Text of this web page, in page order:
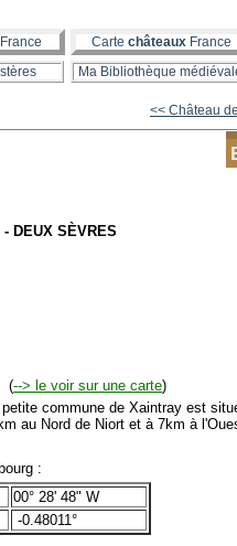
Carte châteauxFrance
Ma Bibliothèque
<< Château
- DEUX SÈVRES
(--> le voir sur une carte)
commune de Xaintray est
au Nord de Niort et à 7km à
:
00° 28' 48" W
-0.48011°